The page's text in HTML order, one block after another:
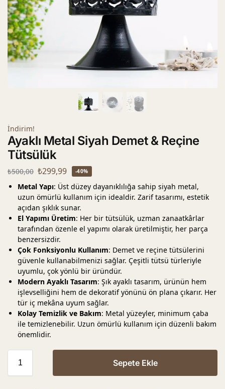
İndirim!
Ayaklı Metal Siyah Demet & Reçine
Tütsülük
₺500,00 ₺299,99 -40%
Metal Yapı: Üst düzey dayanıklılığa sahip siyah metal,
uzun ömürlü kullanım için idealdir. Zarif tasarımı, estetik
açıdan şıklık sunar.
El Yapımı Üretim: Her bir tütsülük, uzman zanaatkârlar
tarafından özenle el yapımı olarak üretilmiştir, her parça
benzersizdir.
Çok Fonksiyonlu Kullanım: Demet ve reçine tütsülerini
güvenle kullanabilmenizi sağlar. Çeşitli tütsü türleriyle
uyumlu, çok yönlü bir üründür.
Modern Ayaklı Tasarım: Şık ayaklı tasarım, ürünün hem
işlevselliğini hem de dekoratif yönünü ön plana çıkarır. Her
tür iç mekâna uyum sağlar.
Kolay Temizlik ve Bakım: Metal yüzeyler, minimum çaba
ile temizlenebilir. Uzun ömürlü kullanım için düzenli bakım
önemlidir.
Sepete Ekle